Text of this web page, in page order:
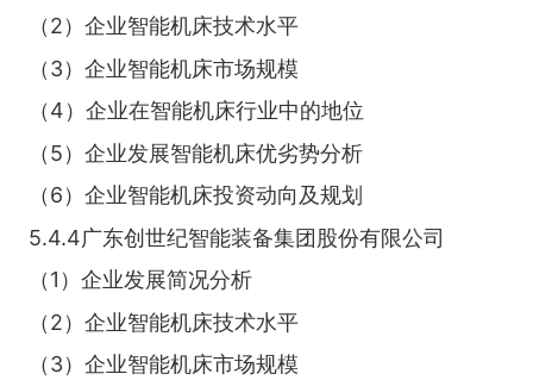
（2）企业智能机床技术水平
（3）企业智能机床市场规模
（4）企业在智能机床行业中的地位
（5）企业发展智能机床优劣势分析
（6）企业智能机床投资动向及规划
5.4.4广东创世纪智能装备集团股份有限公司
（1）企业发展简况分析
（2）企业智能机床技术水平
（3）企业智能机床市场规模